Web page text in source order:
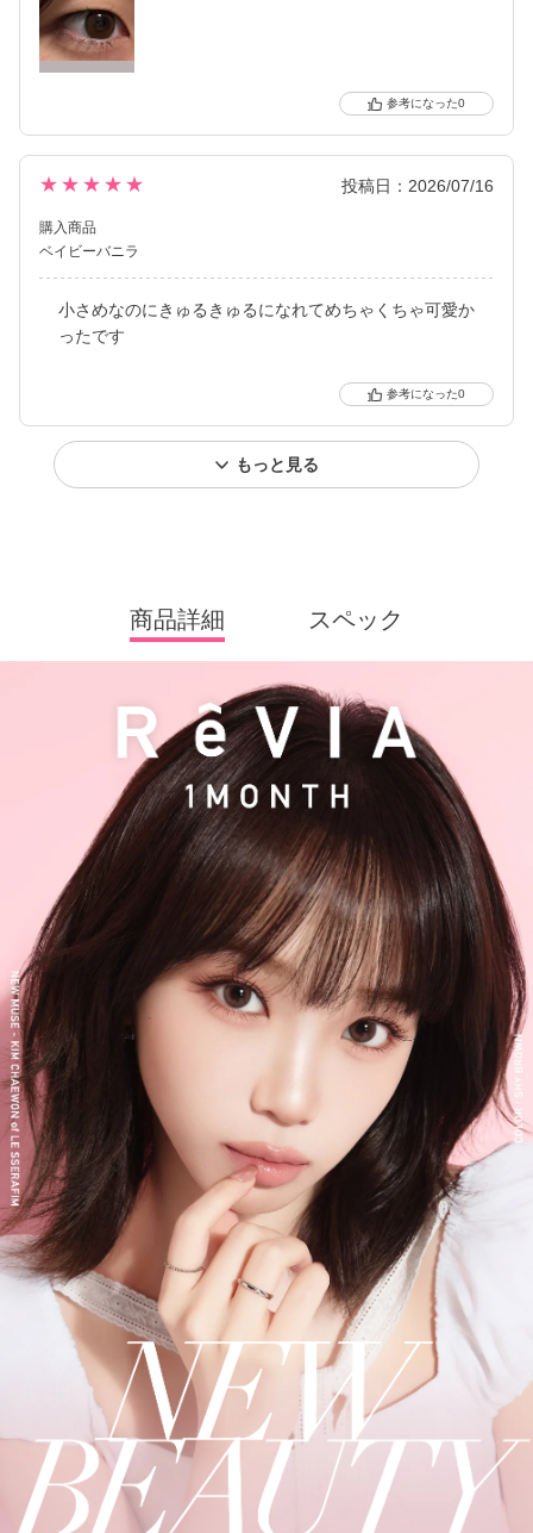
0
★★★★★ 投稿日：2026/07/16
購入商品
ベイビーバニラ
小さめなのにきゅるきゅるになれてめちゃくちゃ可愛か
ったです
0
もっと見る
商品詳細 スペック